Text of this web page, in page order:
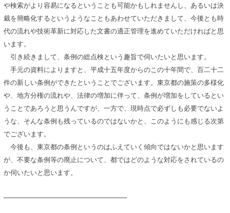
や検索がより容易になるということも可能かもしれませんし、あるいは決
裁を簡略化するというようなこともあわせていただきまして、今後とも時
代の流れや技術革新に対応した文書の適正管理を進めていただければと思
います。
引き続きまして、条例の総点検という趣旨で伺いたいと思います。
手元の資料によりますと、平成十五年度からのこの十年間で、百二十二
件の新しい条例ができたということでございます。東京都の施策の多様化
や、地方分権の流れや、法律の増加に伴って、条例が増加をしているとい
うことであろうと思うんですが、一方で、現時点で必ずしも必要でないよ
うな、そんな条例も残っているのではないかと、このようにも感じる次第
でございます。
今後も、東京都の条例というのはふえていく傾向ではないかと思います
が、不要な条例等の廃止について、都ではどのような対応をされているの
か伺いたいと思います。